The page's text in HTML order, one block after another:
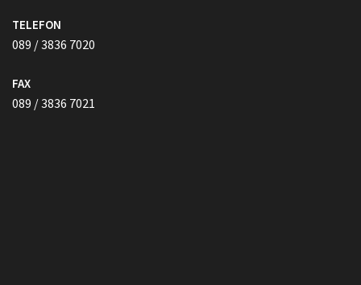
TELEFON
089 / 3836 7020
FAX
089 / 3836 7021